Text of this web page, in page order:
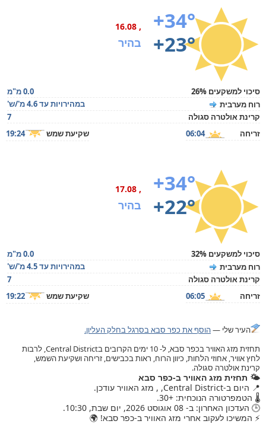
+34°
+23°
, 16.08
בהיר
סיכוי למשקעים 26%
0.0 מ"מ
רוח מערבית
במהירויות עד 4.6 מ'/ש'
קרינת אולטרה סגולה
7
זריחה
06:04 שקיעת שמש 19:24
+34°
+22°
, 17.08
בהיר
סיכוי למשקעים 32%
0.0 מ"מ
רוח מערבית
במהירויות עד 4.5 מ'/ש'
קרינת אולטרה סגולה
7
זריחה
06:05 שקיעת שמש 19:22
העיר שלי —הוסף את כפר סבא בסרגל בחלק העליון.
תחזית מזג האוויר בכפר סבא, ל- 10 ימים הקרובים בCentral District, לרבות
לחץ אוויר, אחוזי הלחות, כיוון הרוח, ראות בכבישים, זריחה ושקיעת השמש,
קרינת אולטרה סגולה.
🌤️ תחזית מזג האוויר ב-כפר סבא
📍 היום ב-Central District, , מזג האוויר עודכן.
🌡️ הטמפרטורה הנוכחית: +30.
🕒 העדכון האחרון: ב- 08 אוגוסט 2026, יום שבת, 10:30.
⚡ המשיכו לעקוב אחרי מזג האוויר ב-כפר סבא! 🌍